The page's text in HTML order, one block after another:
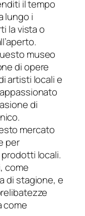
il tempo
lungo i
la vista o
museo
di opere
artisti locali e
di
mercato
per
locali.
come
di stagione, e
come